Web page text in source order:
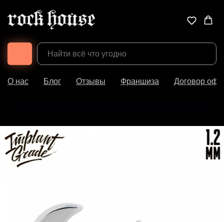
О нас Блог Отзывы Франшиза Договор